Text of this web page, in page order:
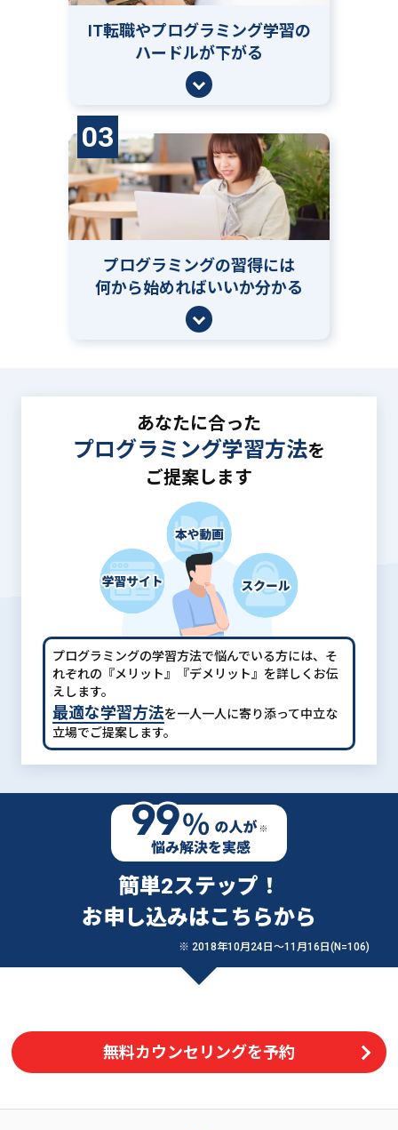
IT転職やプログラミング学習の
ハードルが下がる
03
プログラミングの習得には
何から始めればいいか分かる
あなたに合った
プログラミング学習方法を
ご提案します
プログラミングの学習方法で悩んでいる方には、 そ
れぞれの『メリット』『デメリット』を詳しくお伝
えします。
最適な学習方法を一人一人に寄り添って中立な
立場でご提案します。
簡単2ステップ！
お申し込みはこちらから
※ 2018年10月24日〜11月16日(N=106)
無料カウンセリングを予約